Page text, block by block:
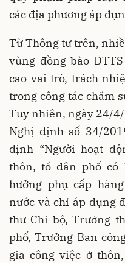
các địa phương áp
Từ Thông tư trên,
vùng đồng bào
cao vai trò, trách
trong công tác chăm
Tuy nhiên, ngày 24/
Nghị định số 34/
định “Người hoạt
thôn, tổ dân phố có
hưởng phụ cấp
nước và chỉ áp dụng
thư Chi bộ, Trưởng
phố, Trưởng Ban
gia công việc ở